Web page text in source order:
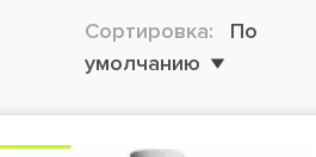
Сортировка:
По
умолчанию